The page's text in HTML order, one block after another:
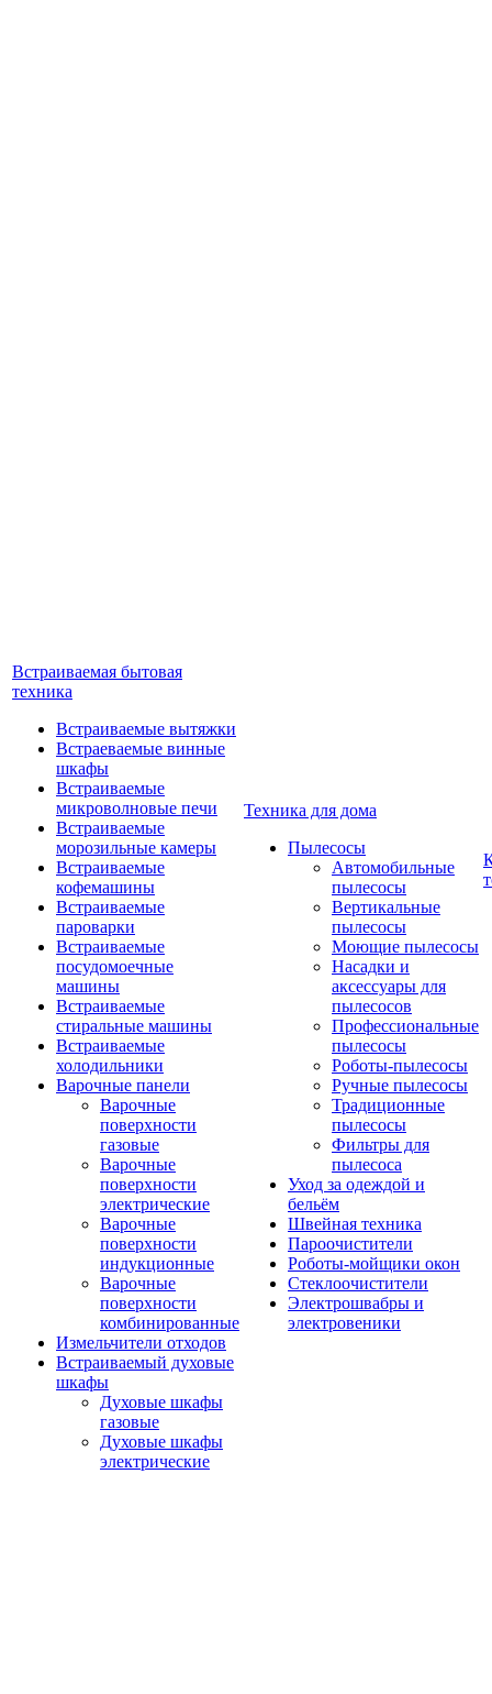
Встраиваемая бытовая
техника
Встраиваемые вытяжки
Встраеваемые винные
шкафы
Встраиваемые
микроволновые печи
Встраиваемые
морозильные камеры
Встраиваемые
кофемашины
Встраиваемые
пароварки
Встраиваемые
посудомоечные
машины
Встраиваемые
стиральные машины
Встраиваемые
холодильники
Варочные панели
Варочные
поверхности
газовые
Варочные
поверхности
электрические
Варочные
поверхности
индукционные
Варочные
поверхности
комбинированные
Измельчители отходов
Встраиваемый духовые
шкафы
Духовые шкафы
газовые
Духовые шкафы
электрические
Техника для дома
Пылесосы
Автомобильные
пылесосы
Вертикальные
пылесосы
Моющие пылесосы
Насадки и
аксессуары для
пылесосов
Профессиональные
пылесосы
Роботы-пылесосы
Ручные пылесосы
Традиционные
пылесосы
Фильтры для
пылесоса
Уход за одеждой и
бельём
Швейная техника
Пароочистители
Роботы-мойщики окон
Стеклоочистители
Электрошвабры и
электровеники